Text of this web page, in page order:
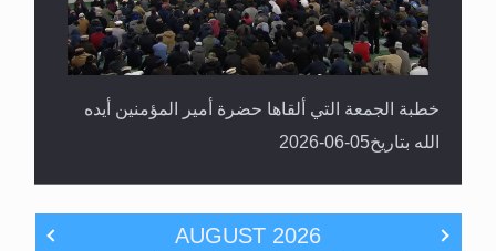
خطبة الجمعة التي ألقاها حضرة أمير المؤمنين أيده
الله بتاريخ05-06-2026
AUGUST 2026